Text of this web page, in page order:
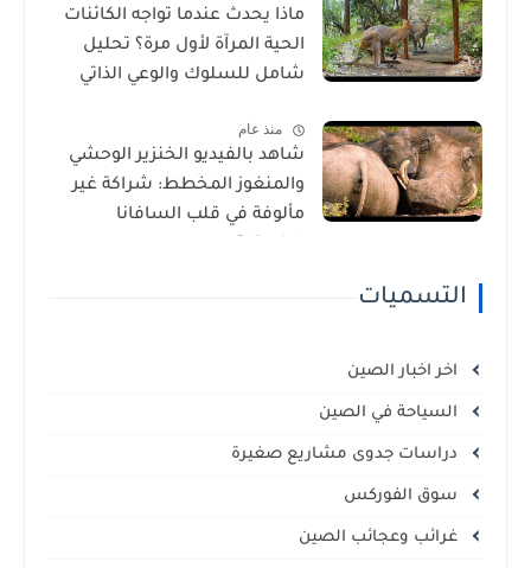
ماذا يحدث عندما تواجه الكائنات
الحية المرآة لأول مرة؟ تحليل
شامل للسلوك والوعي الذاتي
منذ عام
شاهد بالفيديو الخنزير الوحشي
والمنغوز المخطط: شراكة غير
مألوفة في قلب السافانا
التسميات
اخر اخبار الصين
السياحة في الصين
دراسات جدوى مشاريع صغيرة
سوق الفوركس
غرائب وعجائب الصين